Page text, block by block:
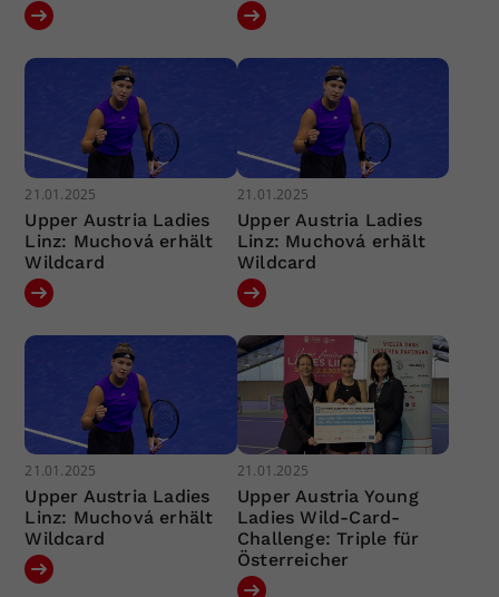
21.01.2025
Upper Austria Ladies
Linz: Muchová erhält
Wildcard
21.01.2025
Upper Austria Ladies
Linz: Muchová erhält
Wildcard
21.01.2025
Upper Austria Ladies
Linz: Muchová erhält
Wildcard
21.01.2025
Upper Austria Young
Ladies Wild-Card-
Challenge: Triple für
Österreicher